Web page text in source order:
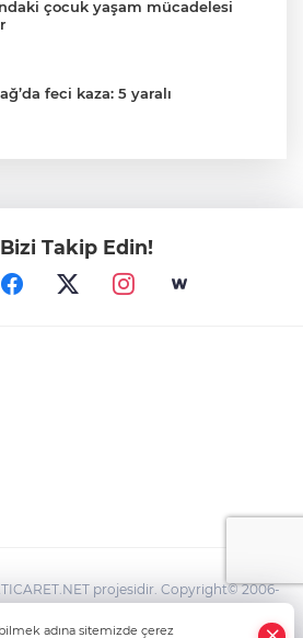
çocuk yaşam mücadelesi
feci kaza: 5 yaralı
İçindeki Kadını Dövdü...
Bizi Takip Edin!
projesidir. Copyright© 2006-
adına sitemizde çerez